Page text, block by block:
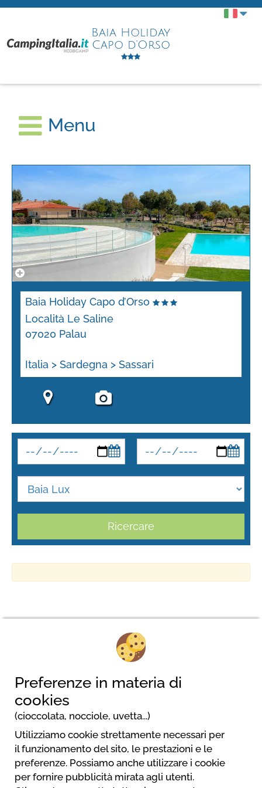
Baia Holiday
Capo d’Orso
Menu
Baia Holiday Capo d’Orso
Località Le Saline
07020 Palau
Italia > Sardegna > Sassari
Ricercare
Baia Holiday Capo d’Orso
07020 Palau
Preferenze in materia di
cookies
(cioccolata, nocciole, uvetta...)
Utilizziamo cookie strettamente necessari per
il funzionamento del sito, le prestazioni e le
preferenze. Possiamo anche utilizzare i cookie
per fornire pubblicità mirata agli utenti.